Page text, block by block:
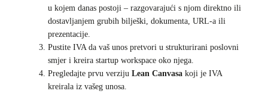
u kojem danas postoji – razgovarajući s njom direktno ili
dostavljanjem grubih bilješki, dokumenta, URL-a ili
prezentacije.
Pustite IVA da vaš unos pretvori u strukturirani poslovni
smjer i kreira startup workspace oko njega.
Pregledajte prvu verziju Lean Canvasa koji je IVA
kreirala iz vašeg unosa.